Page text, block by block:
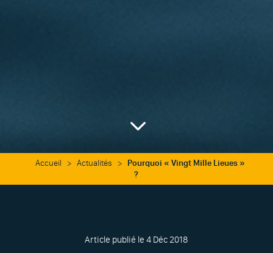
3
Accueil > Actualités >
Pourquoi « Vingt Mille Lieues »
?
Article publié le 4 Déc 2018